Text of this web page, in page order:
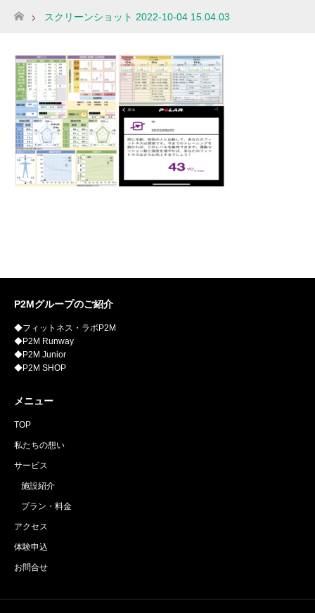
ホーム
スクリーンショット 2022-10-04 15.04.03
P2Mグループのご紹介
◆フィットネス・ラボP2M
◆P2M Runway
◆P2M Junior
◆P2M SHOP
メニュー
TOP
私たちの想い
サービス
施設紹介
プラン・料金
アクセス
体験申込
お問合せ